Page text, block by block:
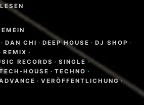
· DAN CHI · DEEP HOUSE · DJ SHOP ·
REMIX ·
RECORDS · SINGLE ·
HOUSE · TECHNO ·
· VERÖFFENTLICHUNG ·